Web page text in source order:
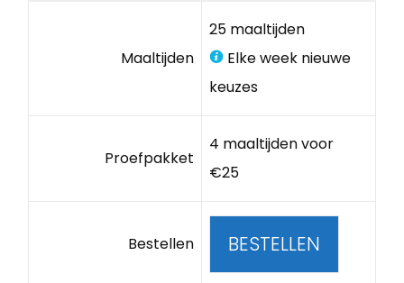
Maaltijden
25 maaltijden
Elke week nieuwe
keuzes
Proefpakket
4 maaltijden voor
€25
Bestellen BESTELLEN